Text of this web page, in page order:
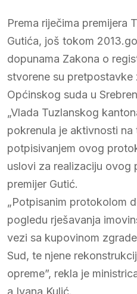
Prema riječima premijera
Gutića, još tokom
dopunama Zakona o
stvorene su pretpostavke
Općinskog suda u
„Vlada Tuzlanskog
pokrenula je aktivnosti
potpisivanjem ovog
uslovi za realizaciju ovog
premijer Gutić.
„Potpisanim protokolom
pogledu rješavanja
vezi sa kupovinom
Sud, te njene
opreme”, rekla je
a Ivana Kulić.